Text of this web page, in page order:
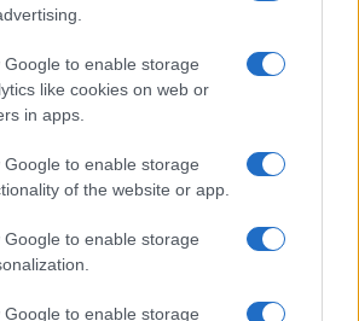
Google to enable storage
like cookies on web or
in apps.
Google to enable storage
of the website or app.
Google to enable storage
Google to enable storage
Stampa Pubblicità Segnala